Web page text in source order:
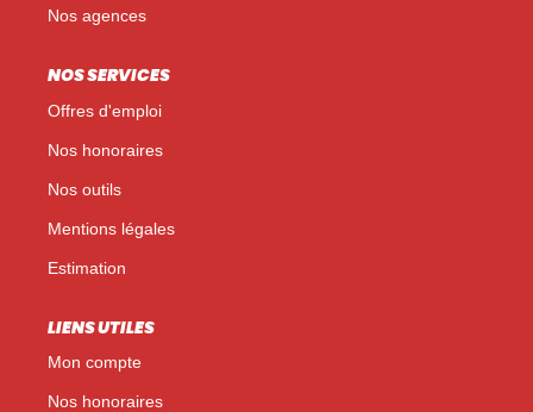
Nos agences
NOS SERVICES
Offres d'emploi
Nos honoraires
Nos outils
Mentions légales
Estimation
LIENS UTILES
Mon compte
Nos honoraires